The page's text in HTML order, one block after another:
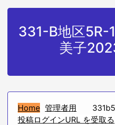
331-B地区5R-
美子
Home 管理者用 331b5-
投稿ログインURL を受取る